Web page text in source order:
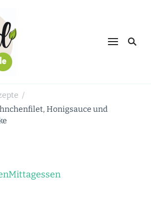
Schnabulieren, was die Natur einem
/
Honigsauce und
Mittagessen